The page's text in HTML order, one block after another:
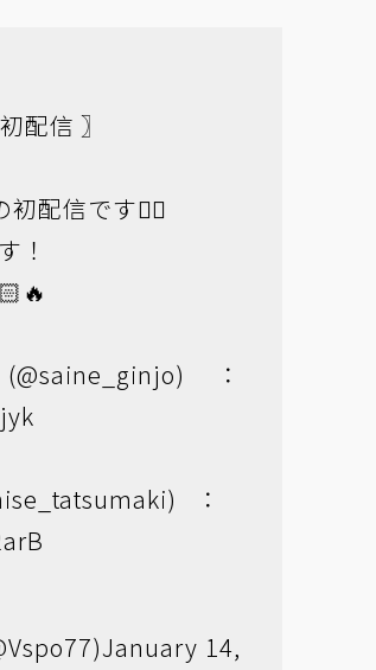
初配信 〗
配信です❤️‍🔥
！
@saine_ginjo)：
)：
January 14,